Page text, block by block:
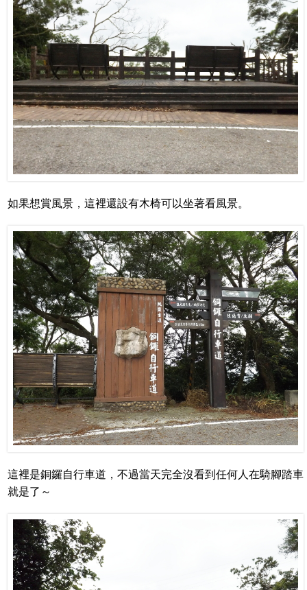
如果想賞風景，這裡還設有木椅可以坐著看風景。
這裡是銅鑼自行車道，不過當天完全沒看到任何人在騎腳踏車
就是了～